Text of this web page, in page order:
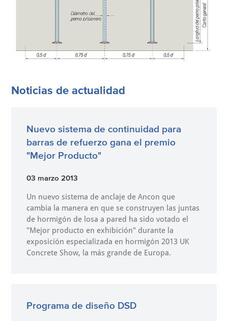
Noticias de actualidad
Nuevo sistema de continuidad para
barras de refuerzo gana el premio
"Mejor Producto"
03 marzo 2013
Un nuevo sistema de anclaje de Ancon que
cambia la manera en que se construyen las juntas
de hormigón de losa a pared ha sido votado el
"Mejor producto en exhibición" durante la
exposición especializada en hormigón 2013 UK
Concrete Show, la más grande de Europa.
Programa de diseño DSD